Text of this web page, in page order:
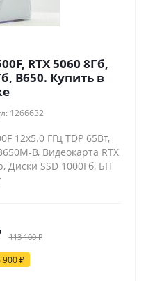
RTX 5060 8Гб,
1266632
12x5.0 ГГц TDP 65Вт,
B, Видеокарта RTX
Диски SSD 1000Гб, БП
113 100 ₽
900 ₽